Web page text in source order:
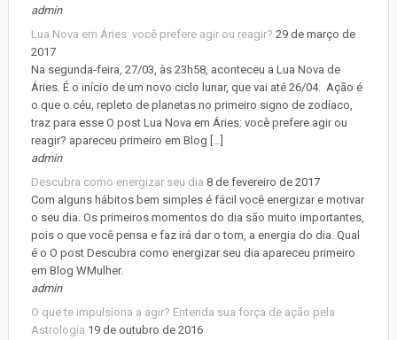
admin
Lua Nova em Áries: você prefere agir ou reagir? 29 de março de
2017
Na segunda-feira, 27/03, às 23h58, aconteceu a Lua Nova de
Áries. É o início de um novo ciclo lunar, que vai até 26/04. Ação é
o que o céu, repleto de planetas no primeiro signo de zodíaco,
traz para esse O post Lua Nova em Áries: você prefere agir ou
reagir? apareceu primeiro em Blog […]
admin
Descubra como energizar seu dia 8 de fevereiro de 2017
Com alguns hábitos bem simples é fácil você energizar e motivar
o seu dia. Os primeiros momentos do dia são muito importantes,
pois o que você pensa e faz irá dar o tom, a energia do dia. Qual
é o O post Descubra como energizar seu dia apareceu primeiro
em Blog WMulher.
admin
O que te impulsiona a agir? Entenda sua força de ação pela
Astrologia 19 de outubro de 2016